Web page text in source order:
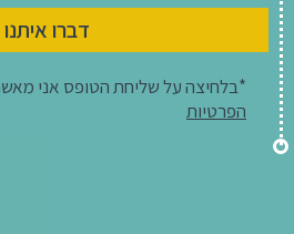
דברו איתנו
*בלחיצה על שליחת הטופס אני
הפרטיות